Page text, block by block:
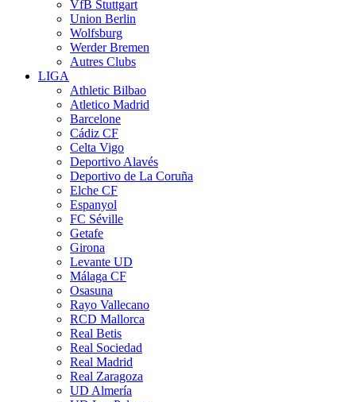
VfB Stuttgart
Union Berlin
Wolfsburg
Werder Bremen
Autres Clubs
LIGA
Athletic Bilbao
Atletico Madrid
Barcelone
Cádiz CF
Celta Vigo
Deportivo Alavés
Deportivo de La Coruña
Elche CF
Espanyol
FC Séville
Getafe
Girona
Levante UD
Málaga CF
Osasuna
Rayo Vallecano
RCD Mallorca
Real Betis
Real Sociedad
Real Madrid
Real Zaragoza
UD Almería